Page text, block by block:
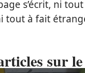
s’écrit, ni
tout à fait
sur